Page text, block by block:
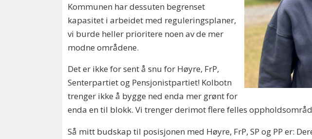
Kommunen har dessuten begrenset
kapasitet i arbeidet med reguleringsplaner,
vi burde heller prioritere noen av de mer
modne områdene.
Det er ikke for sent å snu for Høyre, FrP,
Senterpartiet og Pensjonistpartiet! Kolbotn
trenger ikke å bygge ned enda mer grønt for
enda en til blokk. Vi trenger derimot flere felles
Så mitt budskap til posisjonen med Høyre, FrP, SP og PP er: